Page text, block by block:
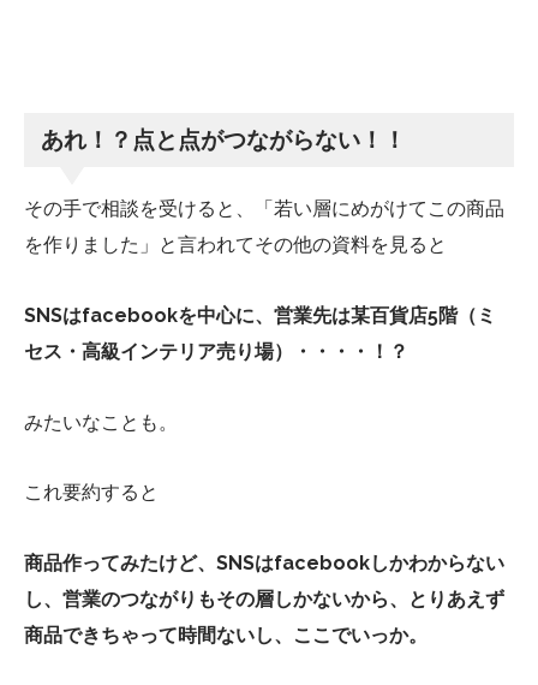
あれ！？点と点がつながらない！！
その手で相談を受けると、「若い層にめがけてこの商品
を作りました」と言われてその他の資料を見ると
SNSはfacebookを中心に、営業先は某百貨店5階（ミ
セス・高級インテリア売り場）・・・・！？
みたいなことも。
これ要約すると
商品作ってみたけど、SNSはfacebookしかわからない
し、営業のつながりもその層しかないから、とりあえず
商品できちゃって時間ないし、ここでいっか。